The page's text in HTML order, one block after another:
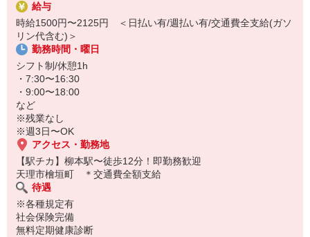
未経験でも全く問題なし。
真面目に取り組めば着実に成長し、
様々なことができるようになります！！
昨日の自分より、確実に仕事ができる自分になれる。
応募を待っています！！！
給与
時給1500円〜2125円 ＜日払い有/週払い有/交通費全支給(ガソ
リン代含む)＞
勤務時間・曜日
シフト制/休憩1h
・7:30〜16:30
・9:00〜18:00
など
※残業なし
※週3日〜OK
アクセス・勤務地
【駅チカ】柳本駅〜徒歩12分！即勤務歓迎
天理市檜垣町 ＊交通費全額支給
待遇
※各種規定有
社会保険完備
無料定期健康診断